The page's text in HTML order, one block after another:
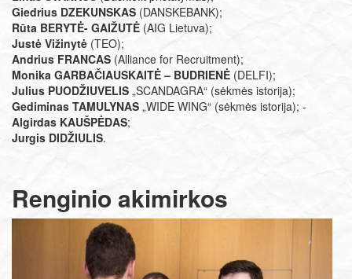
Giedrius DZEKUNSKAS (DANSKEBANK);
Rūta BERYTĖ- GAIŽUTĖ (AIG Lietuva);
Justė Vižinytė (TEO);
Andrius FRANCAS (Alliance for Recruitment);
Monika GARBAČIAUSKAITĖ – BUDRIENĖ (DELFI);
Julius PUODŽIUVELIS „SCANDAGRA“ (sėkmės istorija);
Gediminas TAMULYNAS „WIDE WING“ (sėkmės istorija); -
Algirdas KAUŠPĖDAS;
​Jurgis DIDŽIULIS.
Renginio akimirkos